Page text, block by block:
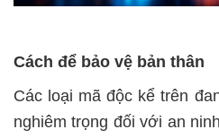
Cách để bảo vệ bản thân
Các loại mã độc kể trên
nghiêm trọng đối với an